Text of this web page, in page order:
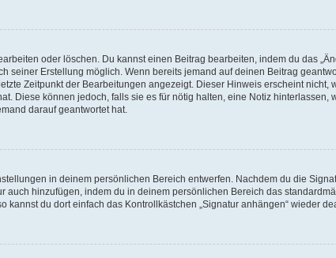
oder löschen. Du kannst einen Beitrag bearbeiten, indem du das
seiner Erstellung möglich. Wenn bereits jemand auf deinen Beitrag
Zeitpunkt der Bearbeitungen angezeigt. Dieser Hinweis erscheint nicht,
Diese können jedoch, falls sie es für nötig halten, eine Notiz hinterlassen,
darauf geantwortet hat.
in deinem persönlichen Bereich entwerfen. Nachdem du die
auch hinzufügen, indem du in deinem persönlichen Bereich das
du dort einfach das Kontrollkästchen „Signatur anhängen“ wieder